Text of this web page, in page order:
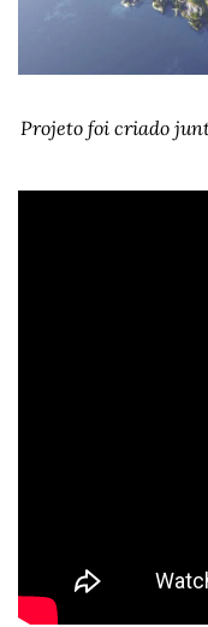
Projeto foi criado